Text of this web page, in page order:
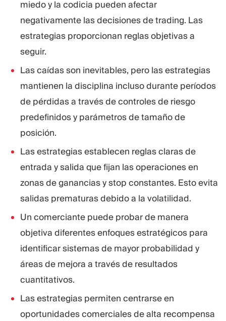
miedo y la codicia pueden afectar
negativamente las decisiones de trading. Las
estrategias proporcionan reglas objetivas a
seguir.
Las caídas son inevitables, pero las estrategias
mantienen la disciplina incluso durante períodos
de pérdidas a través de controles de riesgo
predefinidos y parámetros de tamaño de
posición.
Las estrategias establecen reglas claras de
entrada y salida que fijan las operaciones en
zonas de ganancias y stop constantes. Esto evita
salidas prematuras debido a la volatilidad.
Un comerciante puede probar de manera
objetiva diferentes enfoques estratégicos para
identificar sistemas de mayor probabilidad y
áreas de mejora a través de resultados
cuantitativos.
Las estrategias permiten centrarse en
oportunidades comerciales de alta recompensa